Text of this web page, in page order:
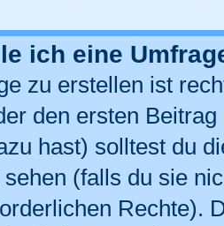
ich eine
zu erstellen ist
den ersten
hast) solltest du
sehen (falls du sie
Rechte).